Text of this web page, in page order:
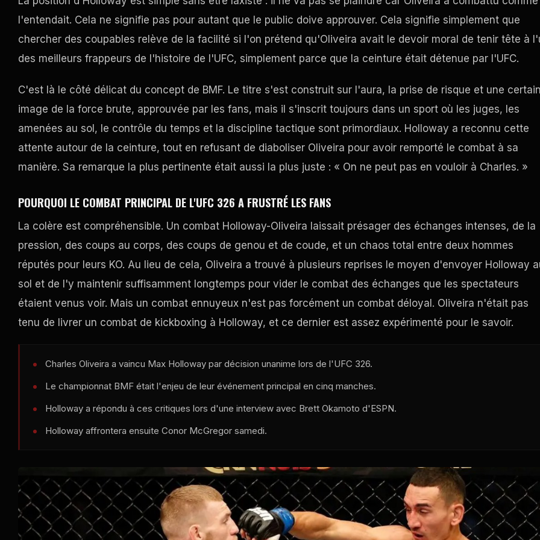
l'entendait. Cela ne signifie pas pour autant que le public doive approuver. Cela signifie simplement que
chercher des coupables relève de la facilité si l'on prétend qu'Oliveira avait le devoir moral de tenir tête à
des meilleurs frappeurs de l'histoire de l'UFC, simplement parce que la ceinture était détenue par l'UFC.
C'est là le côté délicat du concept de BMF. Le titre s'est construit sur l'aura, la prise de risque et une
image de la force brute, approuvée par les fans, mais il s'inscrit toujours dans un sport où les juges, les
amenées au sol, le contrôle du temps et la discipline tactique sont primordiaux. Holloway a reconnu cette
attente autour de la ceinture, tout en refusant de diaboliser Oliveira pour avoir remporté le combat à sa
manière. Sa remarque la plus pertinente était aussi la plus juste : « On ne peut pas en vouloir à Charles. »
POURQUOI LE COMBAT PRINCIPAL DE L'UFC 326 A FRUSTRÉ LES FANS
La colère est compréhensible. Un combat Holloway-Oliveira laissait présager des échanges intenses, de la
pression, des coups au corps, des coups de genou et de coude, et un chaos total entre deux hommes
réputés pour leurs KO. Au lieu de cela, Oliveira a trouvé à plusieurs reprises le moyen d'envoyer Holloway
sol et de l'y maintenir suffisamment longtemps pour vider le combat des échanges que les spectateurs
étaient venus voir. Mais un combat ennuyeux n'est pas forcément un combat déloyal. Oliveira n'était pas
tenu de livrer un combat de kickboxing à Holloway, et ce dernier est assez expérimenté pour le savoir.
Charles Oliveira a vaincu Max Holloway par décision unanime lors de l'UFC 326.
Le championnat BMF était l'enjeu de leur événement principal en cinq manches.
Holloway a répondu à ces critiques lors d'une interview avec Brett Okamoto d'ESPN.
Holloway affrontera ensuite Conor McGregor samedi.